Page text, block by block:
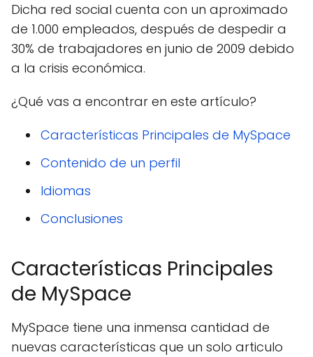
Dicha red social cuenta con un aproximado
de 1.000 empleados, después de despedir a
30% de trabajadores en junio de 2009 debido
a la crisis económica.
¿Qué vas a encontrar en este artículo?
Características Principales de MySpace
Contenido de un perfil
Idiomas
Conclusiones
Características Principales
de MySpace
MySpace tiene una inmensa cantidad de
nuevas características que un solo articulo